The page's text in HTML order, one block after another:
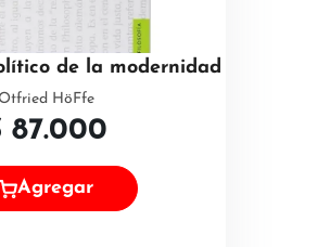
de la modernidad
Otfried HöFfe
87.000
Agregar